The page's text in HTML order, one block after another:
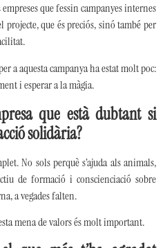
que fessin campanyes internes
projecte, que és preciós, sinó també per
a aquesta campanya ha estat molt poc:
i esperar a la màgia.
que està dubtant si
solidària?
No sols perquè s’ajuda als animals,
de formació i conscienciació sobre
a vegades falten.
mena de valors és molt important.